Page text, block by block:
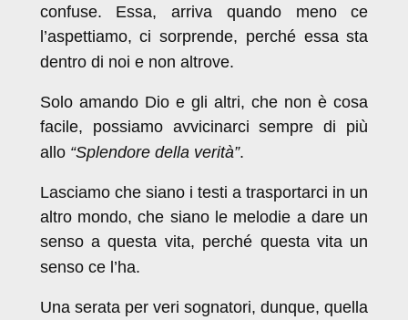
confuse. Essa, arriva quando meno ce
l’aspettiamo, ci sorprende, perché essa sta
dentro di noi e non altrove.
Solo amando Dio e gli altri, che non è cosa
facile, possiamo avvicinarci sempre di più
allo“Splendore della verità”.
Lasciamo che siano i testi a trasportarci in un
altro mondo, che siano le melodie a dare un
senso a questa vita, perché questa vita un
senso ce l’ha.
Una serata per veri sognatori, dunque, quella